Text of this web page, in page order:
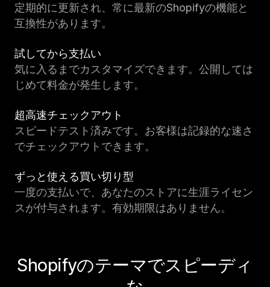
定期的に更新され、常に最新のShopifyの機能と
互換性があります。
試してから支払い
気に入るまでカスタマイズできます。公開しては
じめて料金が発生します。
超高速チェックアウト
スピードテスト済みです。お客様は記録的な速さ
でチェックアウトできます。
ずっと使える買い切り型
一度の支払いで、あなたのストアに生涯ライセン
スが付与されます。有効期限はありません。
Shopifyのテーマでスピーディ